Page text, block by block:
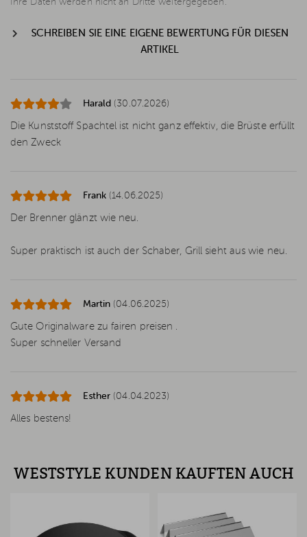
Ihre Daten werden nicht an Dritte weitergegeben.
SCHREIBEN SIE EINE EIGENE BEWERTUNG FÜR DIESEN
ARTIKEL
Harald (30.07.2026)
Die Kunststoff Spachtel ist nicht ganz effektiv, die Brüste erfüllt
den Zweck
Frank (14.06.2025)
Der Brenner glänzt wie neu.
Super praktisch ist auch der Schaber, Grill sieht aus wie neu.
Martin (04.06.2025)
Gute Originalware zu fairen preisen .
Super schneller Versand
Esther (04.04.2023)
Alles bestens!
WESTSTYLE KUNDEN KAUFTEN AUCH